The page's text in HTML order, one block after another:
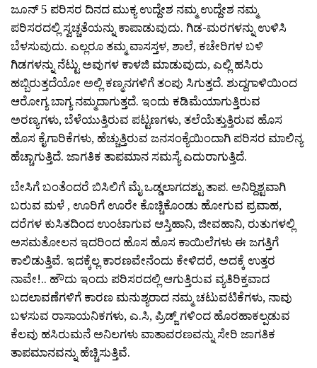
ಜೂನ್ 5 ಪರಿಸರ ದಿನದ ಮುಕ್ಯ ಉದ್ದೇಶ ನಮ್ಮ ಉದ್ದೇಶ ನಮ್ಮ
ಪರಿಸರದಲ್ಲಿ ಸ್ವಚ್ಚತೆಯನ್ನು ಕಾಪಾಡುವುದು. ಗಿಡ-ಮರಗಳನ್ನು ಉಳಿಸಿ
ಬೆಳಸುವುದು. ಎಲ್ಲರೂ ತಮ್ಮ ವಾಸಸ್ತಳ, ಶಾಲೆ, ಕಚೇರಿಗಳ ಬಳಿ
ಗಿಡಗಳನ್ನು ನೆಟ್ಟು ಅವುಗಳ ಕಾಳಜಿ ಮಾಡುವುದು, ಎಲ್ಲಿ ಹಸಿರು
ಹಬ್ಬಿರುತ್ತದೆಯೋ ಅಲ್ಲಿ ಕಣ್ಮನಗಳಿಗೆ ತಂಪು ಸಿಗುತ್ತದೆ. ಶುದ್ದಗಾಳಿಯಿಂದ
ಆರೋಗ್ಯ ಬಾಗ್ಯ ನಮ್ಮದಾಗುತ್ತದೆ. ಇಂದು ಕಡಿಮೆಯಾಗುತ್ತಿರುವ
ಅರಣ್ಯಗಳು, ಬೆಳೆಯುತ್ತಿರುವ ಪಟ್ಟಣಗಳು, ತಲೆಯೆತ್ತುತ್ತಿರುವ ಹೊಸ
ಹೊಸ ಕೈಗಾರಿಕೆಗಳು, ಹೆಚ್ಚುತ್ತಿರುವ ಜನಸಂಕ್ಯೆಯಿಂದಾಗಿ ಪರಿಸರ ಮಾಲಿನ್ಯ
ಹೆಚ್ಚಾಗುತ್ತಿದೆ. ಜಾಗತಿಕ ತಾಪಮಾನ ಸಮಸ್ಯೆ ಎದುರಾಗುತ್ತಿದೆ.
ಬೇಸಿಗೆ ಬಂತೆಂದರೆ ಬಿಸಿಲಿಗೆ ಮೈ ಒಡ್ಡಲಾಗದಶ್ಟು ತಾಪ. ಅನಿರ್‍ದಿಶ್ಟವಾಗಿ
ಬರುವ ಮಳೆ , ಊರಿಗೆ ಊರೇ ಕೊಚ್ಚಿಕೊಂಡು ಹೋಗುವ ಪ್ರವಾಹ,
ದರೆಗಳ ಕುಸಿತದಿಂದ ಉಂಟಾಗುವ ಆಸ್ತಿಹಾನಿ, ಜೀವಹಾನಿ, ರುತುಗಳಲ್ಲಿ
ಅಸಮತೋಲನ ಇದರಿಂದ ಹೊಸ ಹೊಸ ಕಾಯಿಲೆಗಳು ಈ ಜಗತ್ತಿಗೆ
ಕಾಲಿಡುತ್ತಿವೆ. ಇದಕ್ಕೆಲ್ಲ ಕಾರಣವೇನೆಂದು ಕೇಳಿದರೆ, ಅದಕ್ಕೆ ಉತ್ತರ
ನಾವೇ!.. ಹೌದು ಇಂದು ಪರಿಸರದಲ್ಲಿ ಆಗುತ್ತಿರುವ ವ್ಯತಿರಿಕ್ತವಾದ
ಬದಲಾವಣೆಗಳಿಗೆ ಕಾರಣ ಮನುಶ್ಯರಾದ ನಮ್ಮ ಚಟುವಟಿಕೆಗಳು, ನಾವು
ಬಳಸುವ ರಾಸಾಯನಿಕಗಳು, ಎ.ಸಿ, ಪ್ರಿಡ್ಜ್ ಗಳಿಂದ ಹೊರಹಾಕಲ್ಪಡುವ
ಕೆಲವು ಹಸಿರುಮನೆ ಅನಿಲಗಳು ವಾತಾವರಣವನ್ನು ಸೇರಿ ಜಾಗತಿಕ
ತಾಪಮಾನವನ್ನು ಹೆಚ್ಚಿಸುತ್ತಿವೆ.